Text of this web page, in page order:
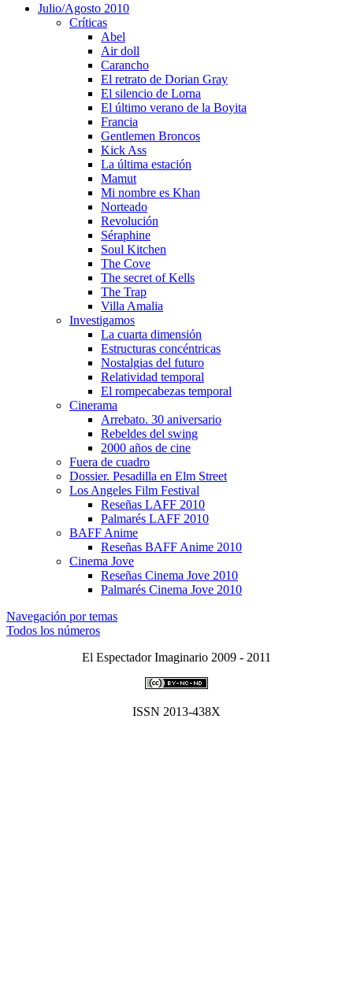
Julio/Agosto 2010
Crí­ticas
Abel
Air doll
Carancho
El retrato de Dorian Gray
El silencio de Lorna
El último verano de la Boyita
Francia
Gentlemen Broncos
Kick Ass
La última estación
Mamut
Mi nombre es Khan
Norteado
Revolución
Séraphine
Soul Kitchen
The Cove
The secret of Kells
The Trap
Villa Amalia
Investigamos
La cuarta dimensión
Estructuras concéntricas
Nostalgias del futuro
Relatividad temporal
El rompecabezas temporal
Cinerama
Arrebato. 30 aniversario
Rebeldes del swing
2000 años de cine
Fuera de cuadro
Dossier. Pesadilla en Elm Street
Los Angeles Film Festival
Reseñas LAFF 2010
Palmarés LAFF 2010
BAFF Anime
Reseñas BAFF Anime 2010
Cinema Jove
Reseñas Cinema Jove 2010
Palmarés Cinema Jove 2010
Navegación por temas
Todos los números
El Espectador Imaginario 2009 - 2011
ISSN 2013-438X